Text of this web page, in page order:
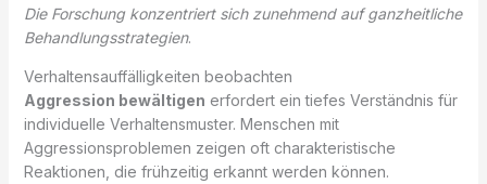
Die Forschung konzentriert sich zunehmend auf ganzheitliche
Behandlungsstrategien.
Verhaltensauffälligkeiten beobachten
Aggression bewältigen erfordert ein tiefes Verständnis für
individuelle Verhaltensmuster. Menschen mit
Aggressionsproblemen zeigen oft charakteristische
Reaktionen, die frühzeitig erkannt werden können.